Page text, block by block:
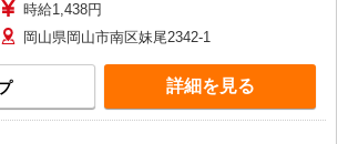
時給1,438円
岡山県岡山市南区妹尾2342-1
詳細を見る